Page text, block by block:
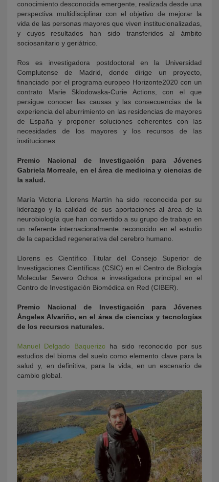
conocimiento desconocida emergente, realizada desde una
perspectiva multidisciplinar con el objetivo de mejorar la
vida de las personas mayores que viven institucionalizadas,
y cuyos resultados han sido transferidos al ámbito
sociosanitario y geriátrico.
Ros es investigadora postdoctoral en la Universidad
Complutense de Madrid, donde dirige un proyecto,
financiado por el programa europeo Horizonte2020 con un
contrato Marie Sklodowska-Curie Actions, con el que
persigue conocer las causas y las consecuencias de la
experiencia del aburrimiento en las residencias de mayores
de España y proponer soluciones coherentes con las
necesidades de los mayores y los recursos de las
instituciones.
Premio Nacional de Investigación para Jóvenes
Gabriela Morreale, en el área de medicina y ciencias de
la salud.
María Victoria Llorens Martín ha sido reconocida por su
liderazgo y la calidad de sus aportaciones al área de la
neurobiología que han convertido a su grupo de trabajo en
un referente internacionalmente reconocido en el estudio
de la capacidad regenerativa del cerebro humano.
Llorens es Científico Titular del Consejo Superior de
Investigaciones Científicas (CSIC) en el Centro de Biología
Molecular Severo Ochoa e investigadora principal en el
Centro de Investigación Biomédica en Red (CIBER).
Premio Nacional de Investigación para Jóvenes
Ángeles Alvariño, en el área de ciencias y tecnologías
de los recursos naturales.
Manuel Delgado Baquerizo ha sido reconocido por sus
estudios del bioma del suelo como elemento clave para la
salud y, en definitiva, para la vida, en un escenario de
cambio global.